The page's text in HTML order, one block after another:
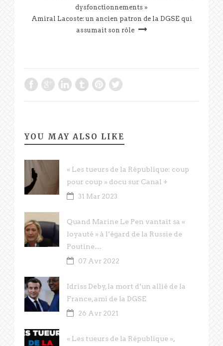
dysfonctionnements »
Amiral Lacoste: un ancien patron de la DGSE qui
assumait son rôle
YOU MAY ALSO LIKE
« Les tueurs de la République: coup
pour coup » docu sur Canal +
31 Mar 2023
Quand Marine Le Pen vantait sa «
loyauté » à l’égard de la Russie de
Poutine…
07 Avr 2022
Idriss Deby, la mort d’un allié de la
France, ami de la DGSE
26 Avr 2021
« Les tueurs de la République »,